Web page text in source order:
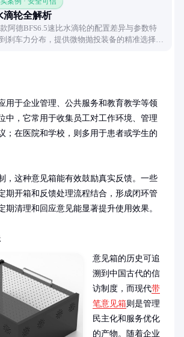
滴轮全解析
阿德BFS6.5速比水滴轮的配置差异与参数特
刹车力分布，提供微物抛投装备的精准选择指
用于企业管理、公共服务和教育教学等领
中，它常用于收集员工对工作环境、管理
；在医院和学校，则多用于患者或学生的
，这种意见箱能有效鼓励真实反馈。一些
期开箱和反馈处理流程结合，形成闭环管
期清理和回应意见能显著提升使用效果。
意见箱的历史可追
溯到中国古代的信
访制度，而现代带
笔意见箱则是管理
民主化和服务优化
的产物。随着企业